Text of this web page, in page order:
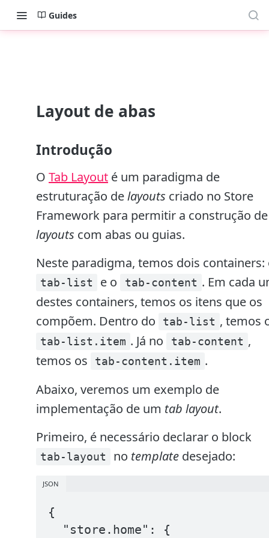
Guides
Layout de abas
Introdução
O Tab Layout é um paradigma de
estruturação delayouts criado no Store
Framework para permitir a construção de
layouts com abas ou guias.
Neste paradigma, temos dois containers:
tab-list e o tab-content . Em cada
destes containers, temos os itens que os
compõem. Dentro do
tab-list , temos
tab-list.item . Já no tab-content ,
temos os
tab-content.item .
Abaixo, veremos um exemplo de
implementação de um tab layout.
Primeiro, é necessário declarar o block
tab-layout no template desejado:
JSON
{